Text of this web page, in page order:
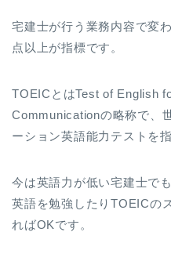
宅建士が行う業務内容で変
点以上が指標です。
TOEICとはTest of English
Communicationの略称で、
ーション英語能力テストを
今は英語力が低い宅建士で
英語を勉強したりTOEICの
ればOKです。